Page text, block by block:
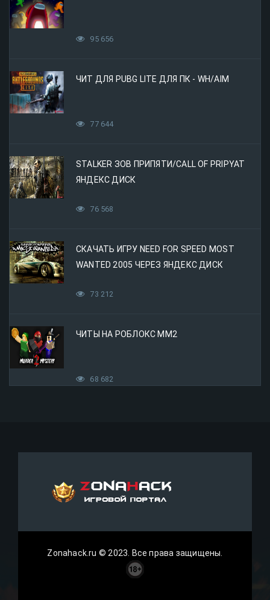
95 656
ЧИТ ДЛЯ PUBG LITE ДЛЯ ПК - WH/AIM
77 644
STALKER ЗОВ ПРИПЯТИ/CALL OF PRIPYAT
ЯНДЕКС ДИСК
76 568
СКАЧАТЬ ИГРУ NEED FOR SPEED MOST
WANTED 2005 ЧЕРЕЗ ЯНДЕКС ДИСК
73 212
ЧИТЫ НА РОБЛОКС ММ2
68 682
Zonahack.ru © 2023. Все права защищены.